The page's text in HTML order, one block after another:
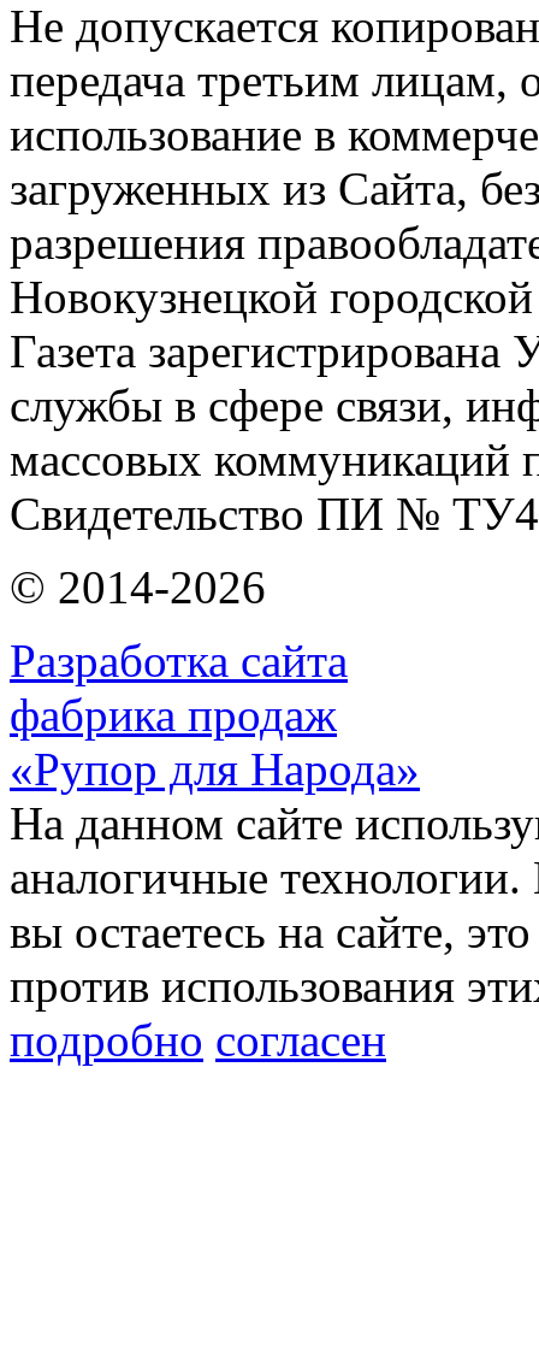
Не допускается
передача третьим лицам,
использование в
загруженных из Сайта,
разрешения
Новокузнецкой
Газета
службы в сфере связи,
массовых коммуникаций
Свидетельство ПИ №
© 2014-2026
Разработка сайта
фабрика продаж
«Рупор для Народа»
На данном сайте
аналогичные
вы остаетесь на сайте,
против использования
подробно согласен